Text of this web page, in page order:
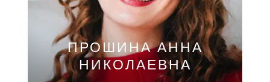
ПРОШИНА АННА
НИКОЛАЕВНА